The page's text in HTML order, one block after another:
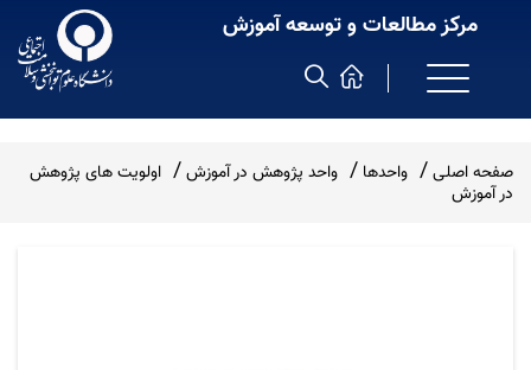
مرکز مطالعات و توسعه آموزش
صفحه اصلی واحدها واحد پژوهش در آموزش
اولویت های پژوهش
در آموزش